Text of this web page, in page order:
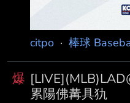
citpo · 棒球
爆
累陽佛冓具犰